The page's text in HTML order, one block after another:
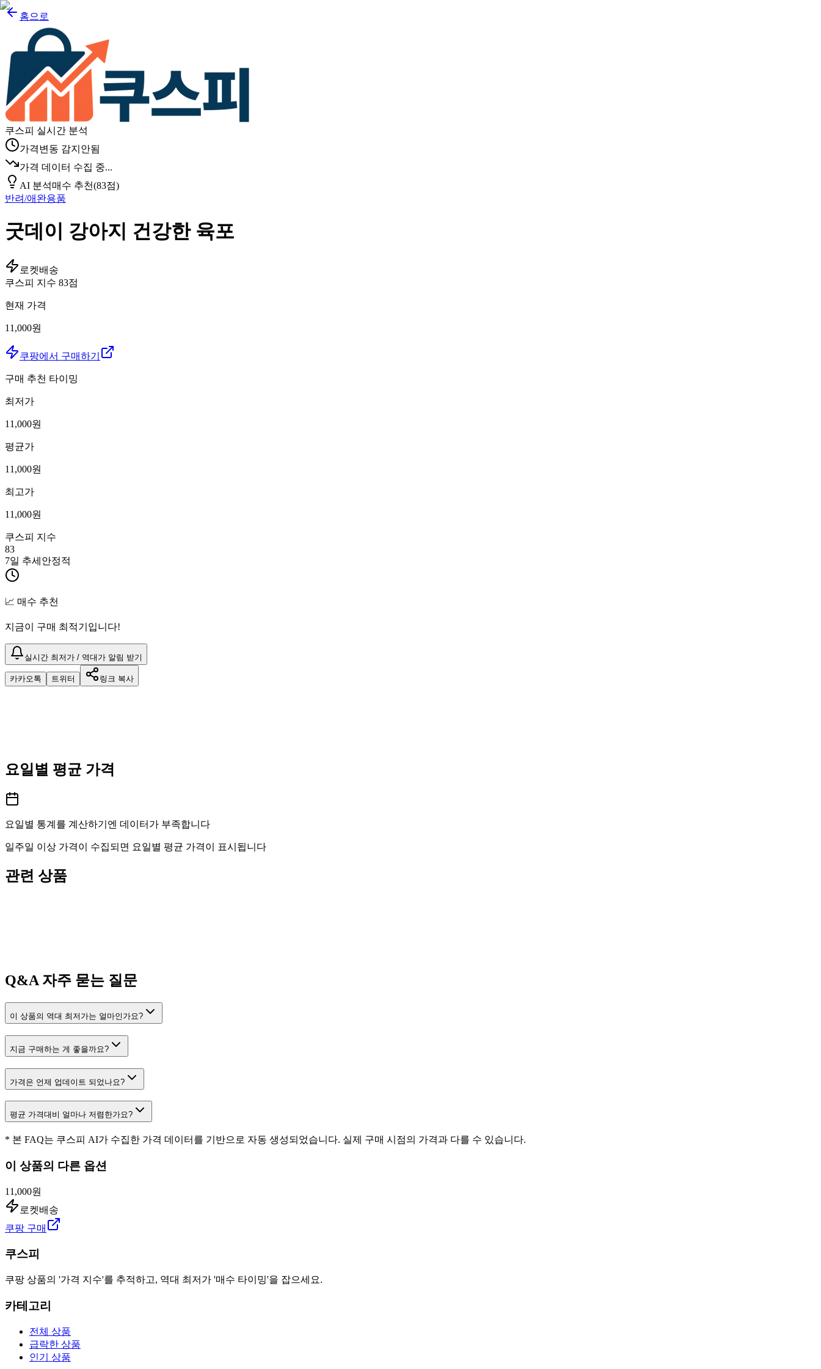
홈으로
쿠스피 실시간 분석
가격변동 감지안됨
가격 데이터 수집 중...
AI 분석매수 추천(83점)
반려/애완용품
굿데이 강아지 건강한 육포
로켓배송
쿠스피 지수 83점
현재 가격
11,000원
쿠팡에서 구매하기
구매 추천 타이밍
최저가
11,000원
평균가
11,000원
최고가
11,000원
쿠스피 지수
83
7일 추세 안정적
📈 매수 추천
지금이 구매 최적기입니다!
실시간 최저가 / 역대가 알림 받기
카카오톡 트위터 링크 복사
요일별 평균 가격
요일별 통계를 계산하기엔 데이터가 부족합니다
일주일 이상 가격이 수집되면 요일별 평균 가격이 표시됩니다
관련 상품
Q&A자주 묻는 질문
이 상품의 역대 최저가는 얼마인가요?
지금 구매하는 게 좋을까요?
가격은 언제 업데이트 되었나요?
평균 가격대비 얼마나 저렴한가요?
* 본 FAQ는 쿠스피 AI가 수집한 가격 데이터를 기반으로 자동 생성되었습니다. 실제 구매 시점의 가격과 다를 수 있습니다.
이 상품의 다른 옵션
11,000원
로켓배송
쿠팡 구매
쿠스피
쿠팡 상품의 '가격 지수'를 추적하고, 역대 최저가 '매수 타이밍'을 잡으세요.
카테고리
전체 상품
급락한 상품
인기 상품